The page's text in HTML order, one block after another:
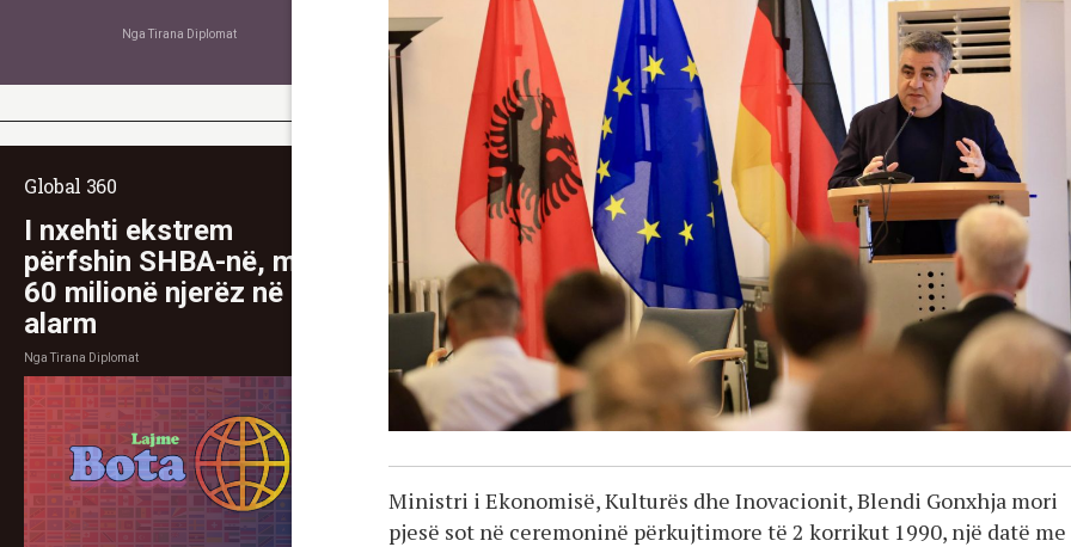
Ministri i Ekonomisë, Kulturës dhe Inovacionit, Blendi Gonxhja mori
pjesë sot në ceremoninë përkujtimore të 2 korrikut 1990, një datë me
Nga Tirana Diplomat
Global 360
I nxehti ekstrem
përfshin SHBA-në, mbi
60 milionë njerëz në
alarm
NgaTirana Diplomat